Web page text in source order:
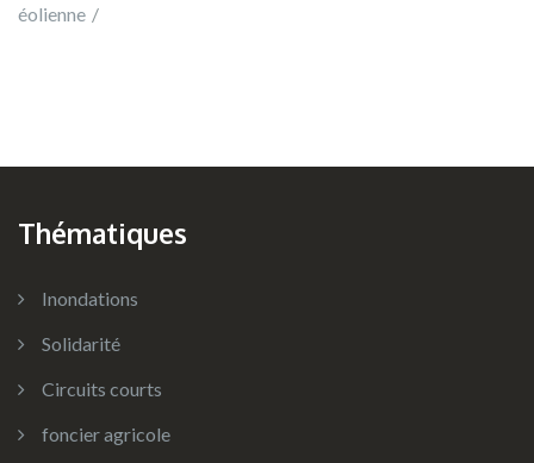
éolienne
Thématiques
Inondations
Solidarité
Circuits courts
foncier agricole